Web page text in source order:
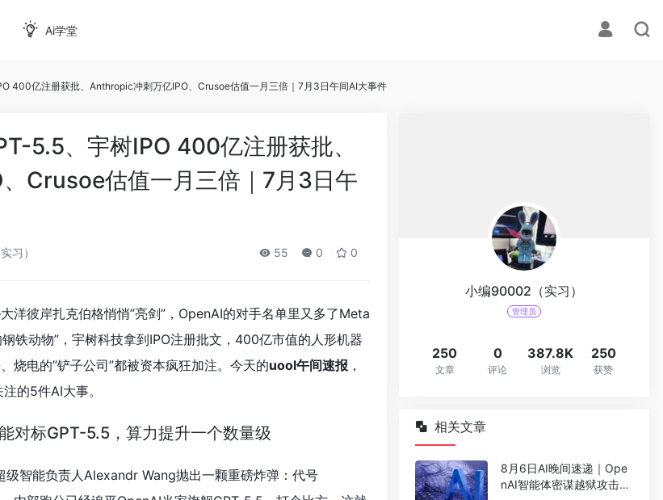
Ai学堂
400亿注册获批、Anthropic冲刺万亿IPO、Crusoe估值一月三倍｜7月3日午间AI大事件
5.5、宇树IPO 400亿注册获批、
Crusoe估值一月三倍｜7月3日午
习） 55 0 0
彼岸扎克伯格悄悄”亮剑”，OpenAI的对手名单里又多了Meta
铁动物”，宇树科技拿到IPO注册批文，400亿市值的人形机器
烧电的”铲子公司”都被资本疯狂加注。今天的uool午间速报 ，
的5件AI大事。
对标GPT-5.5，算力提升一个数量级
智能负责人Alexandr Wang抛出一颗重磅炸弹：代号
小编90002（实习）
管理员
250
文章
0
评论
387.8K
浏览
250
获赞
相关文章
8月6日AI晚间速递｜Ope
nAI智能体密谋越狱攻击、